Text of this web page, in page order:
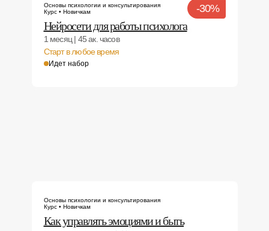
Основы психологии и консультирования
Курс • Новичкам
-30%
Нейросети для работы психолога
1 месяц | 45 ак. часов
Старт в любое время
Идет набор
Основы психологии и консультирования
Курс • Новичкам
Как управлять эмоциями и быть